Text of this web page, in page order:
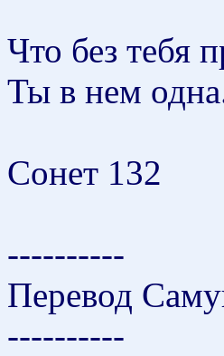
Что без тебя
Ты в нем
Сонет 132
----------
Перевод
----------